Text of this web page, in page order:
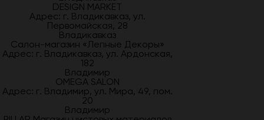
DESIGN MARKET
Адрес: г. Владикавказ, ул.
Первомайская, 28
Владикавказ
Салон-магазин «Лепные Декоры»
Адрес: г. Владикавказ, ул. Ардонская,
182
Владимир
OMEGA SALON
Адрес: г. Владимир, ул. Мира, 49, пом.
20
Владимир